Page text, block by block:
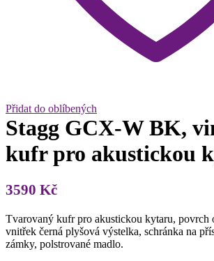
Přidat do oblíbených
Stagg GCX-W BK,
kufr pro akustickou
3590 Kč
Tvarovaný kufr pro akustickou kytaru, povrch
vnitřek černá plyšová výstelka, schránka na
zámky, polstrované madlo.